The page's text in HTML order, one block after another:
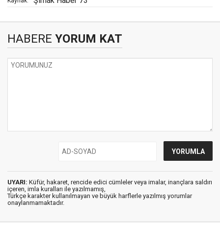
HABERE YORUM KAT
UYARI: Küfür, hakaret, rencide edici cümleler veya imalar, inançlara saldırı
içeren, imla kuralları ile yazılmamış,
Türkçe karakter kullanılmayan ve büyük harflerle yazılmış yorumlar
onaylanmamaktadır.